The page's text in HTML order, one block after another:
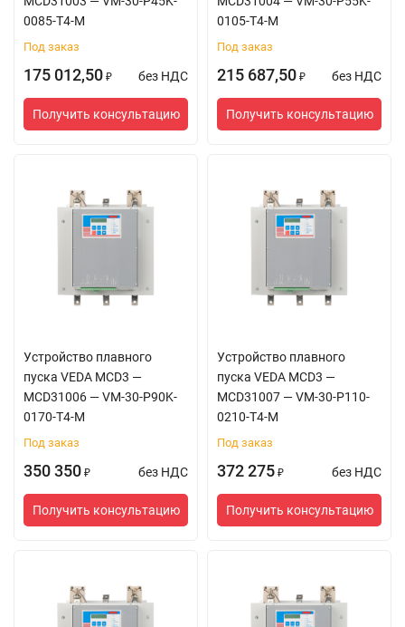
0085-T4-M
Под заказ
175 012,50 ₽ без НДС
Получить консультацию
0105-T4-M
Под заказ
215 687,50 ₽ без НДС
Получить консультацию
Устройство плавного
пуска VEDA MCD3 —
MCD31006 — VM-30-P90K-
0170-T4-M
Под заказ
350 350 ₽ без НДС
Получить консультацию
Устройство плавного
пуска VEDA MCD3 —
MCD31007 — VM-30-P110-
0210-T4-M
Под заказ
372 275 ₽ без НДС
Получить консультацию